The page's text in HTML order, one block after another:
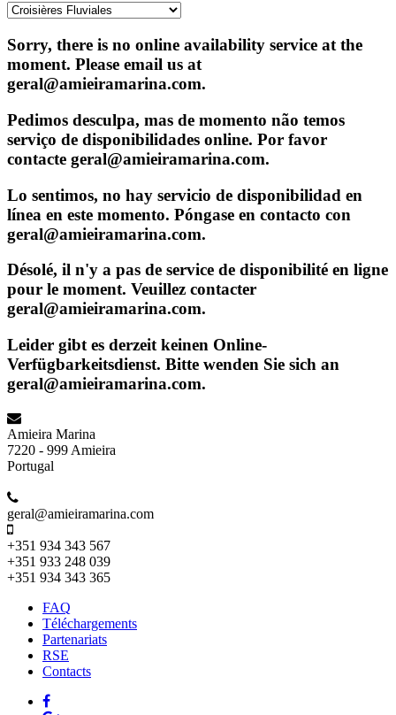
Sorry, there is no online availability service at the
moment. Please email us at
geral@amieiramarina.com.
Pedimos desculpa, mas de momento não temos
serviço de disponibilidades online. Por favor
contacte geral@amieiramarina.com.
Lo sentimos, no hay servicio de disponibilidad en
línea en este momento. Póngase en contacto con
geral@amieiramarina.com.
Désolé, il n'y a pas de service de disponibilité en ligne
pour le moment. Veuillez contacter
geral@amieiramarina.com.
Leider gibt es derzeit keinen Online-
Verfügbarkeitsdienst. Bitte wenden Sie sich an
geral@amieiramarina.com.
Amieira Marina
7220 - 999 Amieira
Portugal
geral@amieiramarina.com
+351 934 343 567
+351 933 248 039
+351 934 343 365
FAQ
Téléchargements
Partenariats
RSE
Contacts